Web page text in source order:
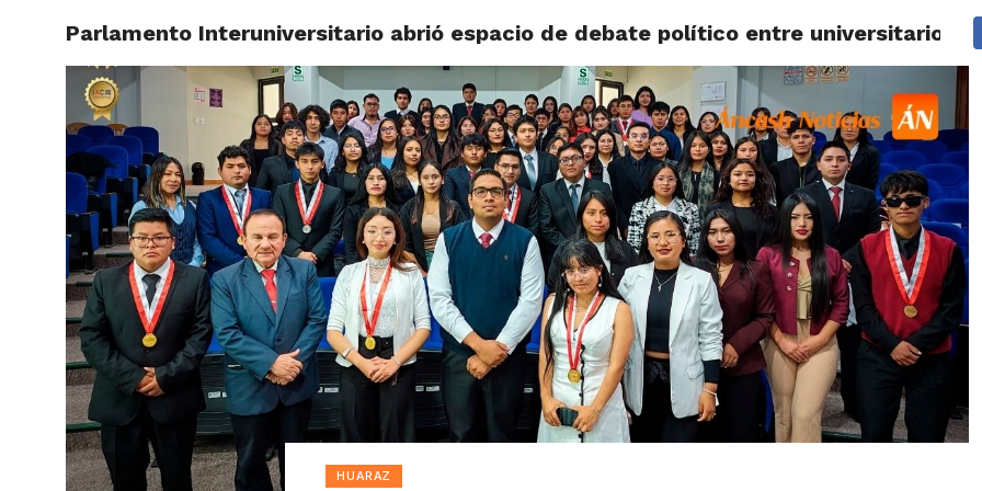
ACTUALIDAD HUARAZ ÁNCASH TÚ ELIGES 2026 POLICIALES
Parlamento Interuniversitario abrió espacio de debate político entre universitarios
HUARAZ